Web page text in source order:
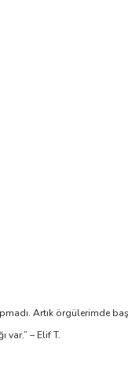
Artık örgülerimde
var.” – Elif T.